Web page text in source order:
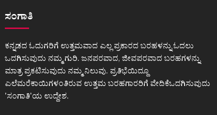
ಸಂಗಾತಿ
ಕನ್ನಡದ ಓದುಗರಿಗೆ ಉತ್ತಮವಾದ ಎಲ್ಲ ಪ್ರಕಾರದ ಬರಹಳನ್ನು ಓದಲು
ಒದಗಿಸುವುದು ನಮ್ಮ ಗುರಿ. ಜನಪರವಾದ, ಜೀವಪರವಾದ ಬರಹಗಳನ್ನು
ಮಾತ್ರ ಪ್ರಕಟಿಸುವುದು ನಮ್ಮ ನಿಲುವು. ಪ್ರತಿಭೆಯಿದ್ದೂ
ಎಲೆಮರೆಕಾಯಿಗಳಂತಿರುವ ಉತ್ತಮ ಬರಹಗಾರರಿಗೆ ವೇದಿಕೆಒದಗಿಸುವುದು
ʼಸಂಗಾತಿʼಯ ಉದ್ದೇಶ.